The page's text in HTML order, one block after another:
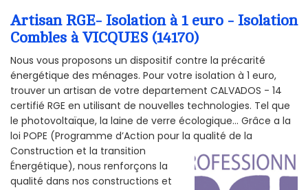
Artisan RGE- Isolation à 1 euro - Isolation
Combles à VICQUES (14170)
Nous vous proposons un dispositif contre la précarité
énergétique des ménages. Pour votre isolation à 1 euro,
trouver un artisan de votre departement CALVADOS - 14
certifié RGE en utilisant de nouvelles technologies. Tel que
le photovoltaïque, la laine de verre écologique... Grâce a la
loi POPE (Programme d’Action pour la qualité de la
Construction et la transition
Énergétique), nous renforçons la
qualité dans nos constructions et